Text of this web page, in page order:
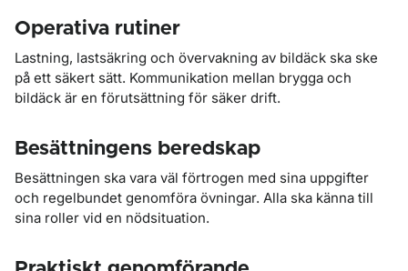
Operativa rutiner
Lastning, lastsäkring och övervakning av bildäck ska ske
på ett säkert sätt. Kommunikation mellan brygga och
bildäck är en förutsättning för säker drift.
Besättningens beredskap
Besättningen ska vara väl förtrogen med sina uppgifter
och regelbundet genomföra övningar. Alla ska känna till
sina roller vid en nödsituation.